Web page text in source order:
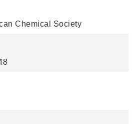
Chemical Society